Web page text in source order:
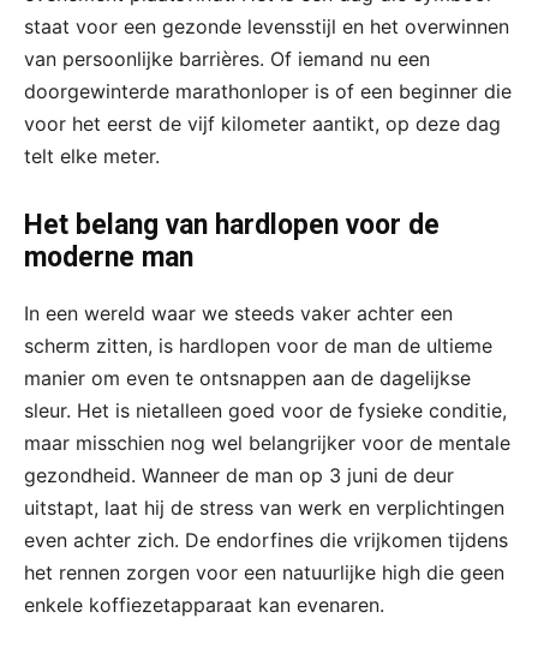
staat voor een gezonde levensstijl en het overwinnen
van persoonlijke barrières. Of iemand nu een
doorgewinterde marathonloper is of een beginner die
voor het eerst de vijf kilometer aantikt, op deze dag
telt elke meter.
Het belang van hardlopen voor de
moderne man
In een wereld waar we steeds vaker achter een
scherm zitten, is hardlopen voor de man de ultieme
manier om even te ontsnappen aan de dagelijkse
sleur. Het is nietalleen goed voor de fysieke conditie,
maar misschien nog wel belangrijker voor de mentale
gezondheid. Wanneer de man op 3 juni de deur
uitstapt, laat hij de stress van werk en verplichtingen
even achter zich. De endorfines die vrijkomen tijdens
het rennen zorgen voor een natuurlijke high die geen
enkele koffiezetapparaat kan evenaren.